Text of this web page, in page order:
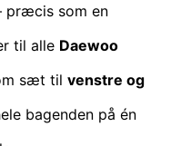
præcis som en
til alle Daewoo
sæt til venstre og
bagenden på én